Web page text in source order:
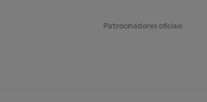
Patrocinadores oficiais